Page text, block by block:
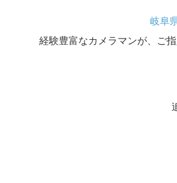
岐阜
経験豊富なカメラマンが、ご